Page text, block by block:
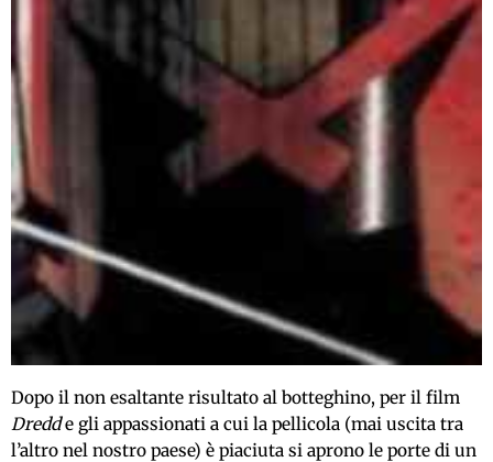
Dopo il non esaltante risultato al botteghino, per il film
Dredde gli appassionati a cui la pellicola (mai uscita tra
l’altro nel nostro paese) è piaciuta si aprono le porte di un